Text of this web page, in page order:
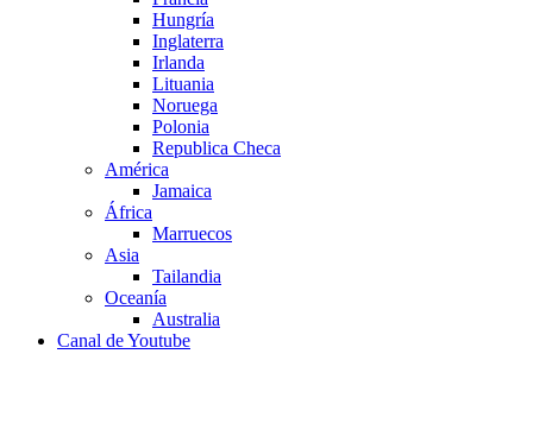
Hungría
Inglaterra
Irlanda
Lituania
Noruega
Polonia
Republica Checa
América
Jamaica
África
Marruecos
Asia
Tailandia
Oceanía
Australia
Canal de Youtube